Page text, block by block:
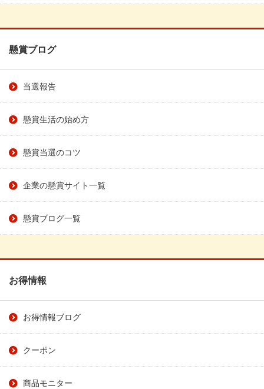
懸賞ブログ
当選報告
懸賞生活の始め方
懸賞当選のコツ
企業の懸賞サイト一覧
懸賞ブログ一覧
お得情報
お得情報ブログ
クーポン
商品モニター